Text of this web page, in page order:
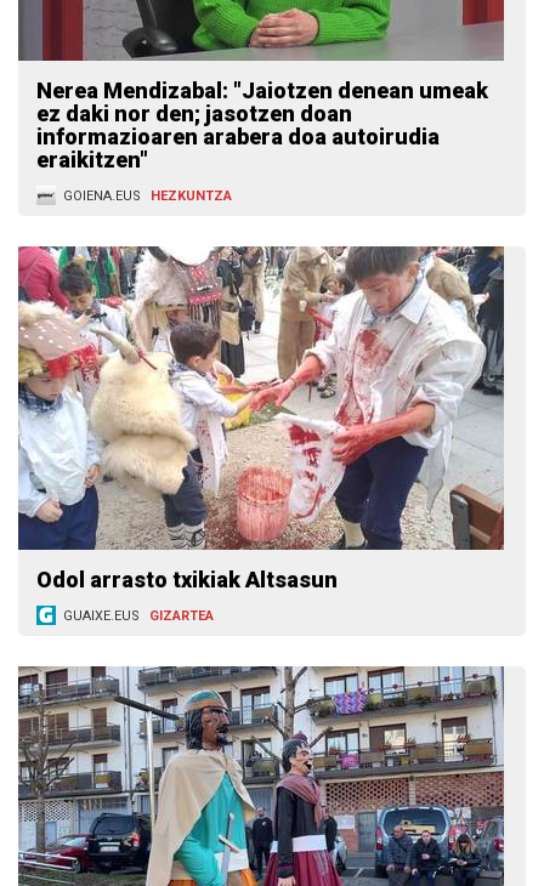
Nerea Mendizabal: "Jaiotzen denean umeak
ez daki nor den; jasotzen doan
informazioaren arabera doa autoirudia
eraikitzen"
GOIENA.EUS HEZKUNTZA
Odol arrasto txikiak Altsasun
GUAIXE.EUS GIZARTEA